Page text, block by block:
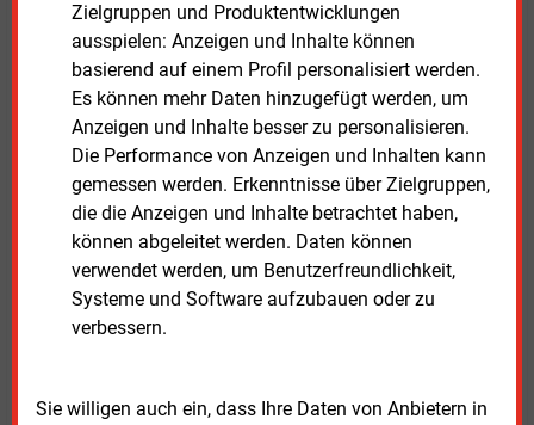
Zielgruppen und Produktentwicklungen
ausspielen: Anzeigen und Inhalte können
basierend auf einem Profil personalisiert werden.
Es können mehr Daten hinzugefügt werden, um
Anzeigen und Inhalte besser zu personalisieren.
Die Performance von Anzeigen und Inhalten kann
gemessen werden. Erkenntnisse über Zielgruppen,
die die Anzeigen und Inhalte betrachtet haben,
können abgeleitet werden. Daten können
verwendet werden, um Benutzerfreundlichkeit,
Systeme und Software aufzubauen oder zu
verbessern.
Sie willigen auch ein, dass Ihre Daten von Anbietern in
Die Autoren der Studie kommen zu dem Schluss,
dass nicht einzelne Finanzierungsinstrumente
entscheidend sind, sondern deren strategische
Kombination. Erfolgreich seien
Finanzierungskonzepte vor allem dann, wenn sie in
eine ganzheitliche Finanzierungsstrategie eingebettet
werden.
DieStadtwerkestudie 2026 von BDEW und EYsteht
als PDF zum Download bereit.
Susanne Harmsen